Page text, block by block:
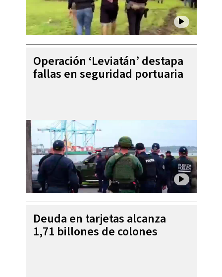
Operación ‘Leviatán’ destapa
fallas en seguridad portuaria
Deuda en tarjetas alcanza
1,71 billones de colones